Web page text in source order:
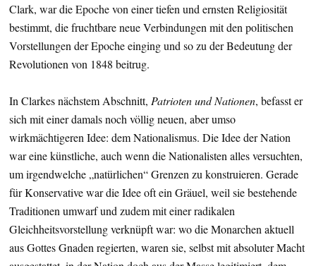
Clark, war die Epoche von einer tiefen und ernsten Religiosität
bestimmt, die fruchtbare neue Verbindungen mit den politischen
Vorstellungen der Epoche einging und so zu der Bedeutung der
Revolutionen von 1848 beitrug.
In Clarkes nächstem Abschnitt, Patrioten und Nationen, befasst er
sich mit einer damals noch völlig neuen, aber umso
wirkmächtigeren Idee: dem Nationalismus. Die Idee der Nation
war eine künstliche, auch wenn die Nationalisten alles versuchten,
um irgendwelche „natürlichen“ Grenzen zu konstruieren. Gerade
für Konservative war die Idee oft ein Gräuel, weil sie bestehende
Traditionen umwarf und zudem mit einer radikalen
Gleichheitsvorstellung verknüpft war: wo die Monarchen aktuell
aus Gottes Gnaden regierten, waren sie, selbst mit absoluter Macht